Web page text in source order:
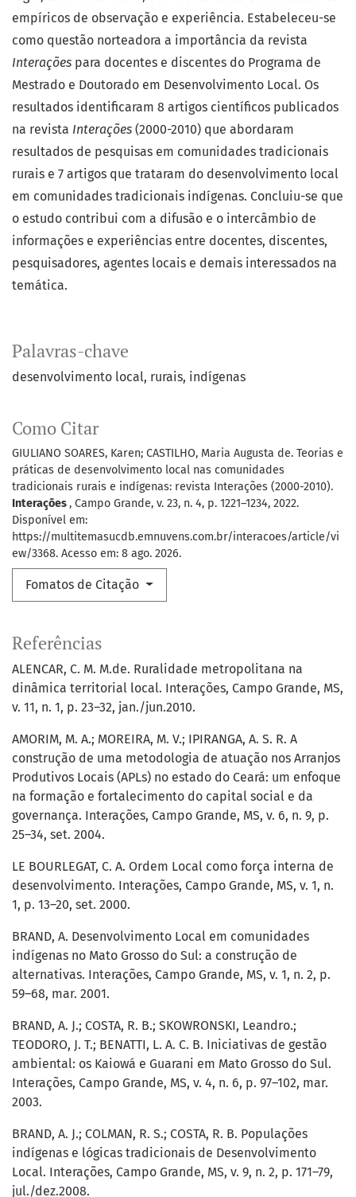
Palavras-chave
desenvolvimento local rurais indígenas
Como Citar
GIULIANO SOARES, Karen; CASTILHO, Maria Augusta de. Teorias e
práticas de desenvolvimento local nas comunidades
tradicionais rurais e indígenas: revista Interações (2000-2010).
Interações, Campo Grande, v. 23, n. 4, p. 1221–1234, 2022.
Disponível em:
https://multitemasucdb.emnuvens.com.br/interacoes/article/vi
ew/3368. Acesso em: 8 ago. 2026.
Fomatos de Citação
empíricos de observação e experiência. Estabeleceu-se
como questão norteadora a importância da revista
Interações para docentes e discentes do Programa de
Mestrado e Doutorado em Desenvolvimento Local. Os
resultados identificaram 8 artigos científicos publicados
na revista Interações (2000-2010) que abordaram
resultados de pesquisas em comunidades tradicionais
rurais e 7 artigos que trataram do desenvolvimento local
em comunidades tradicionais indígenas. Concluiu-se que
o estudo contribui com a difusão e o intercâmbio de
informações e experiências entre docentes, discentes,
pesquisadores, agentes locais e demais interessados na
temática.
Referências
ALENCAR, C. M. M.de. Ruralidade metropolitana na
dinâmica territorial local. Interações, Campo Grande, MS,
v. 11, n. 1, p. 23–32, jan./jun.2010.
AMORIM, M. A.; MOREIRA, M. V.; IPIRANGA, A. S. R. A
construção de uma metodologia de atuação nos Arranjos
Produtivos Locais (APLs) no estado do Ceará: um enfoque
na formação e fortalecimento do capital social e da
governança. Interações, Campo Grande, MS, v. 6, n. 9, p.
25–34, set. 2004.
LE BOURLEGAT, C. A. Ordem Local como força interna de
desenvolvimento. Interações, Campo Grande, MS, v. 1, n.
1, p. 13–20, set. 2000.
BRAND, A. Desenvolvimento Local em comunidades
indígenas no Mato Grosso do Sul: a construção de
alternativas. Interações, Campo Grande, MS, v. 1, n. 2, p.
59–68, mar. 2001.
BRAND, A. J.; COSTA, R. B.; SKOWRONSKI, Leandro.;
TEODORO, J. T.; BENATTI, L. A. C. B. Iniciativas de gestão
ambiental: os Kaiowá e Guarani em Mato Grosso do Sul.
Interações, Campo Grande, MS, v. 4, n. 6, p. 97–102, mar.
2003.
BRAND, A. J.; COLMAN, R. S.; COSTA, R. B. Populações
indígenas e lógicas tradicionais de Desenvolvimento
Local. Interações, Campo Grande, MS, v. 9, n. 2, p. 171–79,
jul./dez.2008.